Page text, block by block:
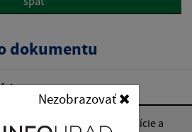
Nezobrazovať
dokumentu
pre politické strany, koalície a